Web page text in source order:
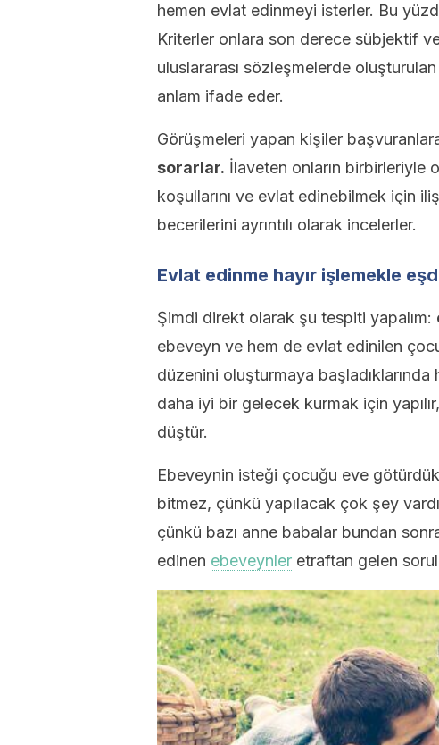
hemen evlat edinmeyi isterler. Bu
Kriterler onlara son derece sübjektif
uluslararası sözleşmelerde
anlam ifade eder.
Görüşmeleri yapan kişiler
sorarlar. İlaveten onların birbirleriyle
koşullarını ve evlat edinebilmek için
becerilerini ayrıntılı olarak incelerler.
Evlat edinme hayır işlemekle
Şimdi direkt olarak şu tespiti yapalım:
ebeveyn ve hem de evlat edinilen
düzenini oluşturmaya
daha iyi bir gelecek kurmak için
düştür.
Ebeveynin isteği çocuğu eve
bitmez, çünkü yapılacak çok şey
çünkü bazı anne babalar bundan
edinen ebeveynler etraftan gelen